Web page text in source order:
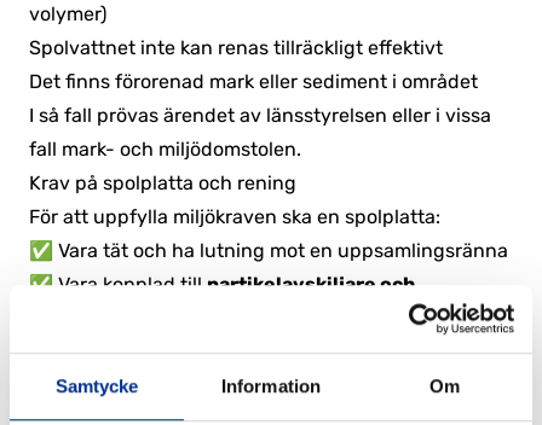
Samtycke Information Om
volymer)
Spolvattnet inte kan renas tillräckligt effektivt
Det finns förorenad mark eller sediment i området
I så fall prövas ärendet av länsstyrelsen eller i vissa
fall mark- och miljödomstolen.
Krav på spolplatta och rening
För att uppfylla miljökraven ska en spolplatta:
✅ Vara tät och ha lutning mot en uppsamlingsränna
✅ Vara kopplad till partikelavskiljare och
✅ Haregelbunden tömning och kontrollav
reningsfunktion
✅ Harutiner för provtagning, särskilt om